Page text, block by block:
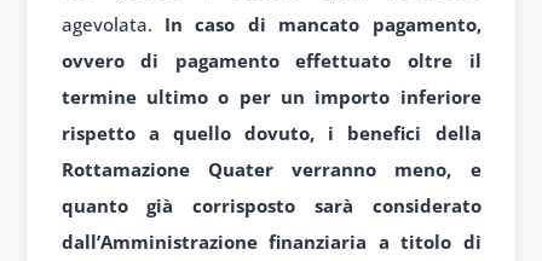
agevolata. In caso di mancato pagamento,
ovvero di pagamento effettuato oltre il
termine ultimo o per un importo inferiore
rispetto a quello dovuto, i benefici della
Rottamazione Quater verranno meno, e
quanto già corrisposto sarà considerato
dall’Amministrazione finanziaria a titolo di